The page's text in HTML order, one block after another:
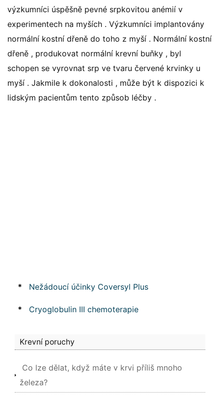
výzkumníci úspěšně pevné srpkovitou anémií v
experimentech na myších . Výzkumníci implantovány
normální kostní dřeně do toho z myší . Normální kostní
dřeně , produkovat normální krevní buňky , byl
schopen se vyrovnat srp ve tvaru červené krvinky u
myší . Jakmile k dokonalosti , může být k dispozici k
lidským pacientům tento způsob léčby .
* Nežádoucí účinky Coversyl Plus
* Cryoglobulin III chemoterapie
Krevní poruchy
Co lze dělat, když máte v krvi příliš mnoho
železa?